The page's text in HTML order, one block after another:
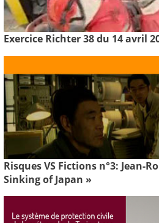
Exercice Richter 38 du 14 avril
Risques VS Fictions n°3: Jean-
Sinking of Japan »